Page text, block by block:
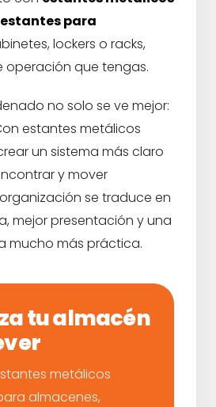
estantes para
lockers o racks,
operación que tengas.
no solo se ve mejor:
estantes metálicos
un sistema más claro
y mover
se traduce en
mejor presentación y una
mucho más práctica.
tu almacén
metálicos
almacenes,